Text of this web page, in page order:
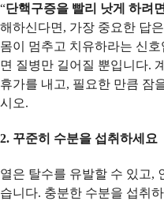
“단핵구증을 빨리 낫게 하려
해하신다면, 가장 중요한 답은
몸이 멈추고 치유하라는 신
면 질병만 길어질 뿐입니다.
휴가를 내고, 필요한 만큼 잠
시오.
2. 꾸준히 수분을 섭취하세요
열은 탈수를 유발할 수 있고,
습니다. 충분한 수분을 섭취